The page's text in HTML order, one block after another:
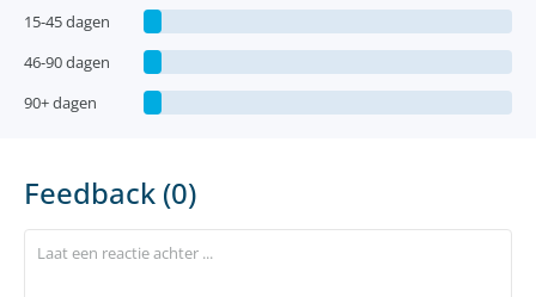
15-45 dagen
46-90 dagen
90+ dagen
Feedback (0)